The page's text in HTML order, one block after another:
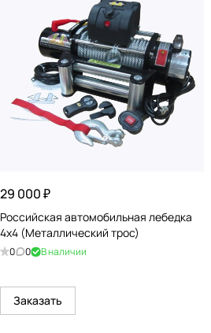
29 000 ₽
Российская автомобильная лебедка
4x4 (Металлический трос)
0 0 В наличии
Заказать